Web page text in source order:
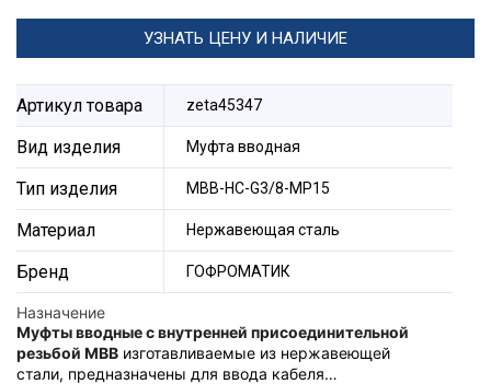
УЗНАТЬ ЦЕНУ И НАЛИЧИЕ
Артикул товара zeta45347
Вид изделия Муфта вводная
Тип изделия МВВ-НС-G3/8-МР15
Материал Нержавеющая сталь
Бренд ГОФРОМАТИК
Назначение
Муфты вводные с внутренней присоединительной
резьбой МВВ изготавливаемые из нержавеющей
стали, предназначены для ввода кабеля